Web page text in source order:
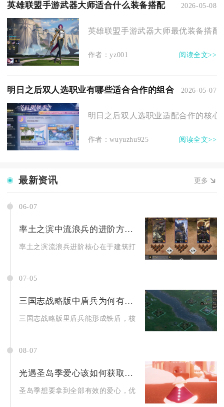
英雄联盟手游武器大师适合什么装备搭配 2026-05-08
英雄联盟手游武器大师最优装备搭
作者：yz001 阅读全文>>
明日之后双人选职业有哪些适合合作的组合 2026-05-07
明日之后双人选职业适配合作的核
作者：wuyuzhu925 阅读全文>>
最新资讯 更多
06-07
率土之滨中流浪兵的进阶方法是什么
率土之滨流浪兵进阶核心在于建筑打底、内政优选、阵容高爆
07-05
三国志战略版中盾兵为何有铁盾
三国志战略版里盾兵能形成铁盾，核心是兵种基础防御属性、
08-07
光遇圣岛季爱心该如何获取才算有效
圣岛季想要拿到全部有效的爱心，优先做完向导先祖全部编钟